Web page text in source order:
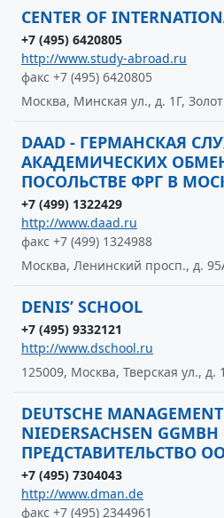
CENTER OF
+7 (495) 6420805
http://www.study-abroad.ru
факс +7 (495) 6420805
Москва, Минская ул., д. 1Г,
DAAD - ГЕРМАНСКАЯ
АКАДЕМИЧЕСКИХ
ПОСОЛЬСТВЕ ФРГ В
+7 (499) 1322429
http://www.daad.ru
факс +7 (499) 1324988
Москва, Ленинский просп., д.
DENIS’ SCHOOL
+7 (495) 9332121
http://www.dschool.ru
125009, Москва, Тверская ул., д.
DEUTSCHE
NIEDERSACHSEN GGMBH
ПРЕДСТАВИТЕЛЬСТВО
+7 (495) 7304043
http://www.dman.de
факс +7 (495) 2344961